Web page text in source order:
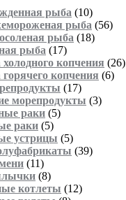
рыба (10)
рыба (56)
рыба (18)
рыба (17)
копчения (26)
копчения (6)
(17)
морепродукты (3)
раки (5)
раки (5)
устрицы (5)
(39)
(11)
(8)
котлеты (12)